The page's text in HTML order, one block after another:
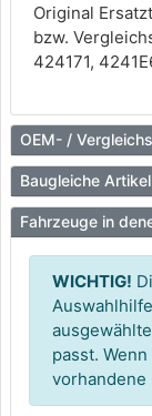
Original
bzw.
424171,
OEM- /
Baugleiche
Fahrzeuge in
WICHTIG!
passt.
vorhandene